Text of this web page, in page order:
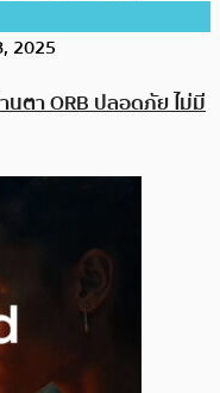
2025
ตา ORB ปลอดภัย ไม่มี